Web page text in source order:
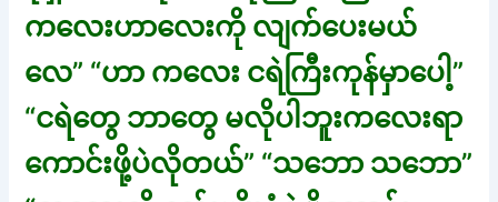
ကလေးဟာလေးကို လျက်ပေးမယ်
လေ” “ဟာ ကလေး ငရဲကြီးကုန်မှာပေါ့”
“ငရဲတွေ ဘာတွေ မလိုပါဘူးကလေးရာ
ကောင်းဖို့ပဲလိုတယ်” “သဘော သဘော”